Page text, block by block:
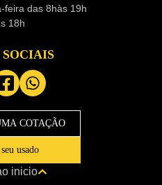
feira das 8hàs 19h
18h
SOCIAIS
COTAÇÃO
usado
inicio